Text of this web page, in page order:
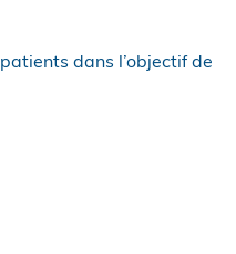
dans l’objectif de